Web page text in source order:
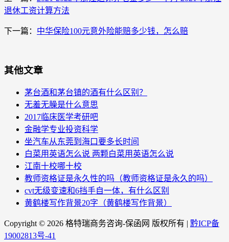
退休工资计算方法
下一篇： 中华保险100元意外险能赔多少钱，怎么赔
其他文章
茅台酒和茅台镇的酒有什么区别？
无羞无臊是什么意思
2017临床医学考研吧
金融学专业投资科学
坐汽车从东莞到海口要多长时间
白菜用英语怎么说 两颗白菜用英语怎么说
江南十校哪十校
教师资格证是永久性的吗（教师资格证是永久的吗）
cvt无级变速和6挡手自一体，有什么区别
黄鹤楼写作背景20字（黄鹤楼写作背景）
Copyright © 2026 格特瑞商务咨询-保函网 版权所有 | 黔ICP备
19002813号-41